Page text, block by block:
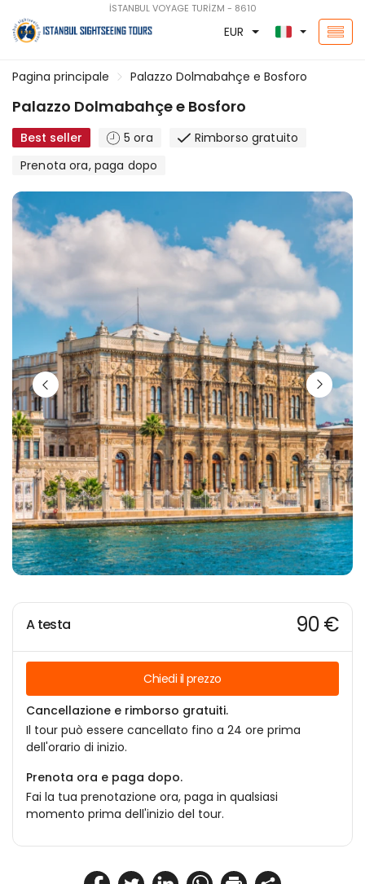
İSTANBUL VOYAGE TURİZM - 8610
EUR
Pagina principale Palazzo Dolmabahçe e Bosforo
Palazzo Dolmabahçe e Bosforo
Best seller 5 ora
Rimborso gratuito
Prenota ora, paga dopo
A testa 90 €
Chiedi il prezzo
Cancellazione e rimborso gratuiti.
Il tour può essere cancellato fino a 24 ore prima
dell'orario di inizio.
Prenota ora e paga dopo.
Fai la tua prenotazione ora, paga in qualsiasi
momento prima dell'inizio del tour.